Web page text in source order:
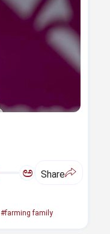
ಅ Share
#farming family